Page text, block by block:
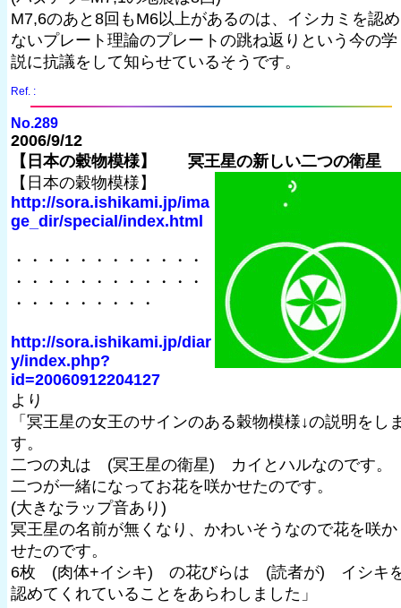
M7,6のあと8回もM6以上があるのは、イシカミを認め
ないプレート理論のプレートの跳ね返りという今の学
説に抗議をして知らせているそうです。
Ref. :
No.289
2006/9/12
【日本の穀物模様】 冥王星の新しい二つの衛星
【日本の穀物模様】
http://sora.ishikami.jp/ima
ge_dir/special/index.html
・・・・・・・・・・・・
・・・・・・・・・・・・
・・・・・・・・・
http://sora.ishikami.jp/diar
y/index.php?
id=20060912204127
より
「冥王星の女王のサインのある穀物模様↓の説明をし
す。
二つの丸は (冥王星の衛星) カイとハルなのです。
二つが一緒になってお花を咲かせたのです。
(大きなラップ音あり)
冥王星の名前が無くなり、かわいそうなので花を咲か
せたのです。
6枚 (肉体+イシキ) の花びらは (読者が) イシキ
認めてくれていることをあらわしました」